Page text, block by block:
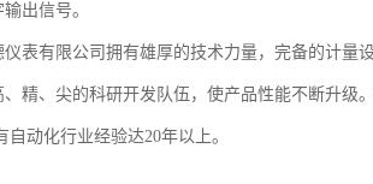
出信号。
仪表有限公司拥有雄厚的技术力量，完备的计量
、精、尖的科研开发队伍，使产品性能不断升级
自动化行业经验达20年以上。